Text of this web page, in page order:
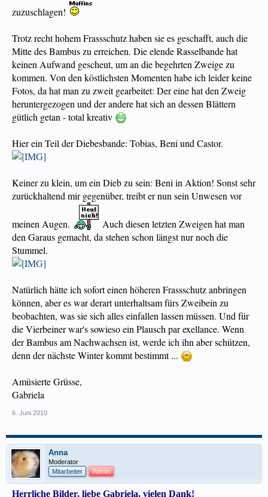
zuzuschlagen!
Trotz recht hohem Frassschutz haben sie es geschafft, auch die
Mitte des Bambus zu erreichen. Die elende Rasselbande hat
keinen Aufwand gescheut, um an die begehrten Zweige zu
kommen. Von den köstlichsten Momenten habe ich leider keine
Fotos, da hat man zu zweit gearbeitet: Der eine hat den Zweig
heruntergezogen und der andere hat sich an dessen Blättern
gütlich getan - total kreativ
Hier ein Teil der Diebesbande: Tobias, Beni und Castor.
Keiner zu klein, um ein Dieb zu sein: Beni in Aktion! Sonst sehr
zurückhaltend mir gegenüber, treibt er nun sein Unwesen vor
meinen Augen.
Auch diesen letzten Zweigen hat man
den Garaus gemacht, da stehen schon längst nur noch die
Stummel.
Natürlich hätte ich sofort einen höheren Frassschutz anbringen
können, aber es war derart unterhaltsam fürs Zweibein zu
beobachten, was sie sich alles einfallen lassen müssen. Und für
die Vierbeiner war's sowieso ein Plausch par exellance. Wenn
der Bambus am Nachwachsen ist, werde ich ihn aber schützen,
denn der nächste Winter kommt bestimmt ...
Amüsierte Grüsse,
Gabriela
6. Juni 2010
Anna
Moderator
Mitarbeiter
Admin
Herrliche Bilder, liebe Gabriela, vielen Dank!